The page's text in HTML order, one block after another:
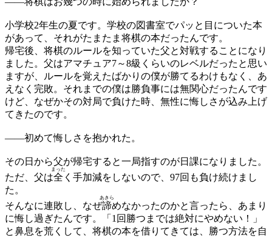
小学校2年生の夏です。学校の図書室でパッと目についた本
があって、それがたまたま将棋の本だったんです。
帰宅後、将棋のルールを知っていた父と対戦することになり
ました。父はアマチュア7～8級くらいのレベルだったと思い
ますが、ルールを覚えたばかりの僕が勝てるわけもなく、あ
えなく完敗。それまでの僕は勝負事には無関心だったんです
けど、なぜかその対局で負けた時、無性に悔しさが込み上げ
てきたのです。
——初めて悔しさを抱かれた。
その日から父が帰宅すると一局指すのが日課になりました。
ただ、父は全
まった
く手加減をしないので、97回も負け続けまし
た。
そんなに連敗し、なぜ諦
あきら
めなかったのかと言ったら、あまり
に悔し過ぎたんです。「1回勝つまでは絶対にやめない！」
と鼻息を荒くして、将棋の本を借りてきては、勝つ方法を自